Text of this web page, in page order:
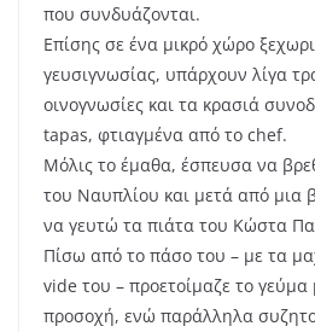
που συνδυάζονται.
Επίσης σε ένα μικρό χώρο
γευσιγνωσίας, υπάρχουν λίγα
οινογνωσίες και τα κρασιά
tapas, φτιαγμένα από το chef.
Μόλις το έμαθα, έσπευσα να
του Ναυπλίου και μετά από μια
να γευτώ τα πιάτα του Κώστα
Πίσω από το πάσο του – με τα
vide του – προετοίμαζε το γεύμα
προσοχή, ενώ παράλληλα